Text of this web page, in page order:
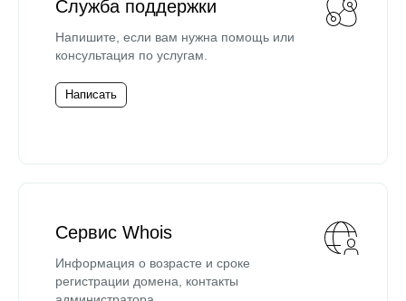
Служба поддержки
Напишите, если вам нужна помощь или
консультация по услугам.
Написать
Сервис Whois
Информация о возрасте и сроке
регистрации домена, контакты